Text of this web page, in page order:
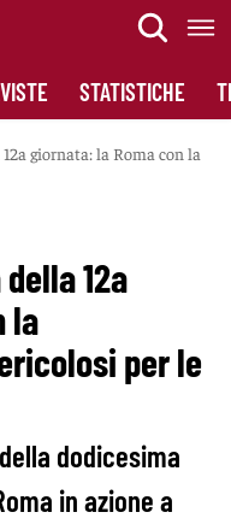
STATISTICHE
giornata: la Roma con la
12a
la
per le
dodicesima
in azione a